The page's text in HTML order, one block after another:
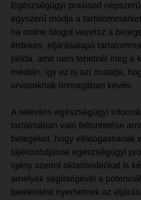
Egészségügyi praxisod
egyszerű módja a
ha online blogot vezetsz a
érdekes, eljárásalapú
példa, amit nem tehetnél meg a
médián, így ez is azt mutatja,
orvosoknak önmagában kevés.
A releváns egészségügyi
tartalmában való feltüntetése
betegeket, hogy ellátogassanak
tájékozódjanak egészségügyi
Igény szerint oktatóvideókat is
amelyek segítségével a
betekintést nyerhetnek az